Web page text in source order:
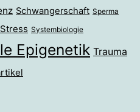
Schwangerschaft Sperma
Stress Systembiologie
Epigenetik Trauma